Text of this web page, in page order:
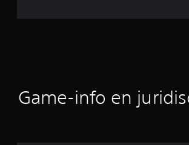
Game-info en